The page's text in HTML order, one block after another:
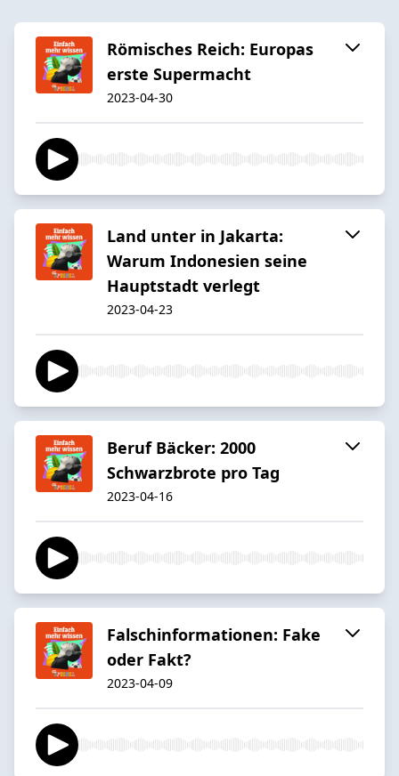
Römisches Reich: Europas
erste Supermacht
2023-04-30
Land unter in Jakarta:
Warum Indonesien seine
Hauptstadt verlegt
2023-04-23
Beruf Bäcker: 2000
Schwarzbrote pro Tag
2023-04-16
Falschinformationen: Fake
oder Fakt?
2023-04-09